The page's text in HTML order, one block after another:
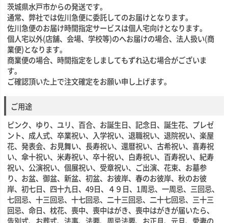
茨城県水戸市からの発送です。
通常、弊社では佐川急便に委託してのお届けとなります。
佐川急便のお届け時間指定サービスは個人宅向けとなります。
個人宅以外(店舗、会場、学校等)のへお届けの場合、法人扱い(商
業便)となります。
商業便の場合、時間指定をしましてもずれ込む場合がございま
す。
ご確認頂いた上で注文確定をお願い申し上げます。
ご用途
ピンク、ゆり、ユリ、百合、お誕生日、記念日、誕生花、プレゼ
ント、成人式、卒業祝い、入学祝い、退職祝い、退院祝い、楽屋
花、発表会、お見舞い、長寿祝い、還暦祝い、古希祝い、喜寿祝
い、傘十祝い、米寿祝い、卒十祝い、白寿祝い、百寿祝い、紀寿
祝い、公演祝い、個展祝い、受章祝い、ご出演、花束、お墓参
り、お盆、御盆、新盆、初盆、お彼岸、春のお彼岸、秋のお彼
岸、初七日、四十九日、49日、４９日、1周忌、一周忌、三回忌、
七回忌、十三回忌、十七回忌、二十三回忌、二十七回忌、三十三
回忌、命日、枕花、喪中、喪中はがき、喪中はがきが届いたら、
告別式、お葬式、法事、法要、周忌法要、お正月、元旦、愛妻の